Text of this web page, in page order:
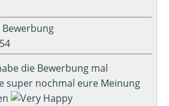
die Bewerbung mal
super nochmal eure Meinung